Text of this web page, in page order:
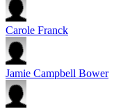
Carole Franck
Jamie Campbell Bower